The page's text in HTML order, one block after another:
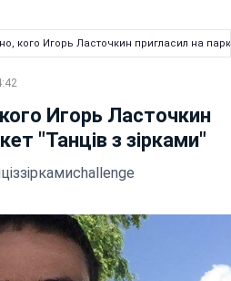
кого Игорь Ласточкин пригласил на
Игорь Ласточкин
"Танців з зірками"